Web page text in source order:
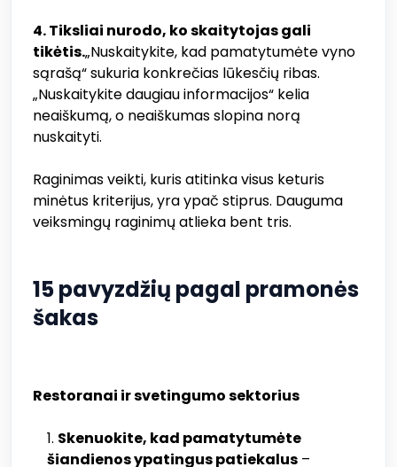
4. Tiksliai nurodo, ko skaitytojas gali
tikėtis.„Nuskaitykite, kad pamatytumėte vyno
sąrašą“ sukuria konkrečias lūkesčių ribas.
„Nuskaitykite daugiau informacijos“ kelia
neaiškumą, o neaiškumas slopina norą
nuskaityti.
Raginimas veikti, kuris atitinka visus keturis
minėtus kriterijus, yra ypač stiprus. Dauguma
veiksmingų raginimų atlieka bent tris.
15 pavyzdžių pagal pramonės
šakas
Restoranai ir svetingumo sektorius
Skenuokite, kad pamatytumėte
šiandienos ypatingus patiekalus –